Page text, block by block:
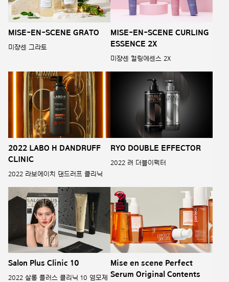
MISE-EN-SCENE GRATO
미쟝센 그라토
MISE-EN-SCENE CURLING
ESSENCE 2X
미쟝센 컬링에센스 2X
2022 LABO H DANDRUFF
CLINIC
2022 라보에이치 댄드러프 클리닉
RYO DOUBLE EFFECTOR
2022 려 더블이펙터
Salon Plus Clinic 10
2022 살롱 플러스 클리닉 10 염모제
Mise en scene Perfect
Serum Original Contents